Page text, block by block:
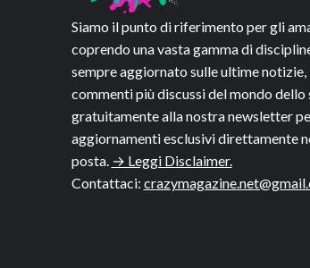
Siamo il punto di riferimento per gli
coprendo una vasta gamma di
sempre aggiornato sulle ultime notizie,
commenti più discussi del mondo
gratuitamente alla nostra newsletter
aggiornamenti esclusivi direttamente
posta. → Leggi Disclaimer.
Contattaci: